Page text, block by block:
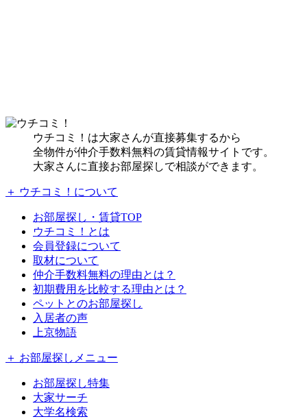
ウチコミ！は大家さんが直接募集するから
全物件が仲介手数料無料の賃貸情報サイトです。
大家さんに直接お部屋探しで相談ができます。
＋ ウチコミ！について
お部屋探し・賃貸TOP
ウチコミ！とは
会員登録について
取材について
仲介手数料無料の理由とは？
初期費用を比較する理由とは？
ペットとのお部屋探し
入居者の声
上京物語
＋ お部屋探しメニュー
お部屋探し特集
大家サーチ
大学名検索